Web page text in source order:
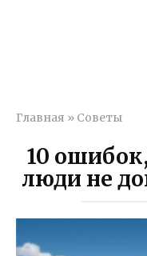
Главная » Советы
10
люди не